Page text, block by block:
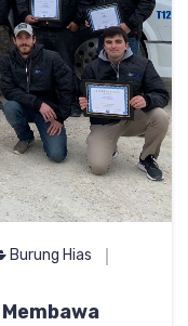
Burung Hias